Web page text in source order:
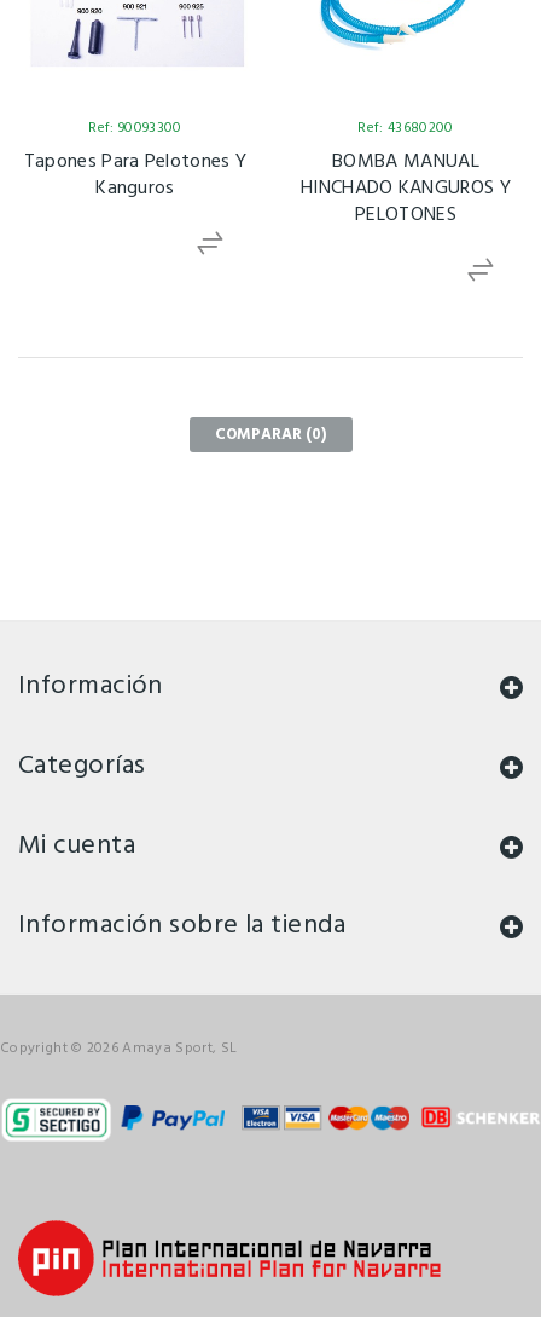
Ref: 90093300
Tapones Para Pelotones Y
Kanguros
Ref: 43680200
BOMBA MANUAL
HINCHADO KANGUROS Y
PELOTONES
COMPARAR (0)
Información
Categorías
Mi cuenta
Información sobre la tienda
Copyright © 2026 Amaya Sport, SL